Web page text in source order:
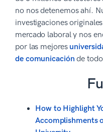
no nos detenemos ahí.
investigaciones
mercado laboral y nos
por las mejores
de comunicación de
How to Highlight
Accomplishments